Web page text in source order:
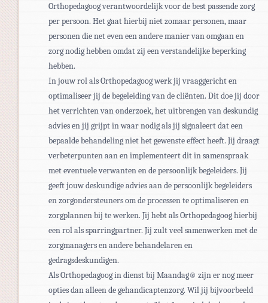
Orthopedagoog verantwoordelijk voor de best passende zorg
per persoon. Het gaat hierbij niet zomaar personen, maar
personen die net even een andere manier van omgaan en
zorg nodig hebben omdat zij een verstandelijke beperking
hebben.
In jouw rol als Orthopedagoog werk jij vraaggericht en
optimaliseer jij de begeleiding van de cliënten. Dit doe jij door
het verrichten van onderzoek, het uitbrengen van deskundig
advies en jij grijpt in waar nodig als jij signaleert dat een
bepaalde behandeling niet het gewenste effect heeft. Jij draagt
verbeterpunten aan en implementeert dit in samenspraak
met eventuele verwanten en de persoonlijk begeleiders. Jij
geeft jouw deskundige advies aan de persoonlijk begeleiders
en zorgondersteuners om de processen te optimaliseren en
zorgplannen bij te werken. Jij hebt als Orthopedagoog hierbij
een rol als sparringpartner. Jij zult veel samenwerken met de
zorgmanagers en andere behandelaren en
gedragsdeskundigen.
Als Orthopedagoog in dienst bij Maandag® zijn er nog meer
opties dan alleen de gehandicaptenzorg. Wil jij bijvoorbeeld